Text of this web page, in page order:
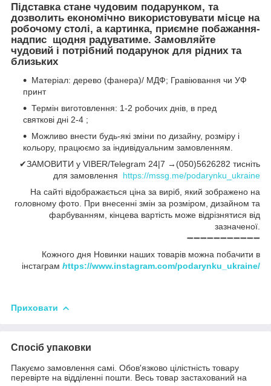
Підставка стане чудовим подарунком, та
дозволить економічно використовувати місце на
робочому столі, а картинка, приємне побажання-
надпис щодня радуватиме. Замовляйте
чудовий і потрібний подарунок для рідних та
близьких
Матеріал: дерево (фанера)/ МДФ; Гравіювання чи УФ
принт
Термін виготовлення: 1-2 робочих днів, в пред
святкові дні 2-4 ;
Можливо внести будь-які зміни по дизайну, розміру і
кольору, працюємо за індивідуальним замовленням.
✔ЗАМОВИТИ у VIBER/Telegram 24|7 →(050)5626282 тисніть
для замовлення https://mssg.me/podarynku_ukraine
На сайті відображається ціна за виріб, який зображено на
головному фото. При внесенні змін за розміром, дизайном та
фарбуванням, кінцева вартість може відрізнятися від
зазначеної.
➖➖➖➖➖➖➖➖➖➖➖
Кожного дня Новинки наших товарів можна побачити в
інстаграм https://www.instagram.com/podarynku_ukraine/
Приховати
Спосіб упаковки
Пакуємо замовлення самі. Обов'язково цілістність товару
перевірте на відділенні пошти. Весь товар застахований на